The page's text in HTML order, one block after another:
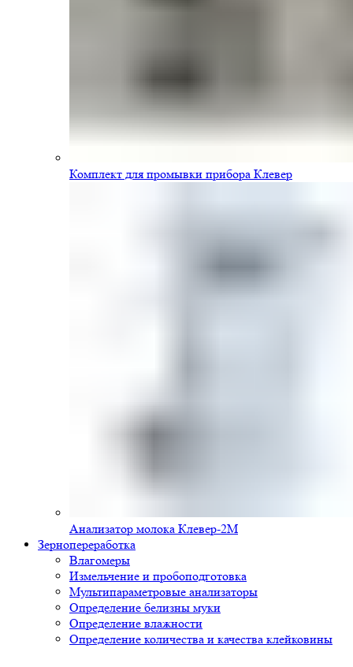
Комплект для промывки прибора Клевер
Анализатор молока Клевер-2М
Зернопереработка
Влагомеры
Измельчение и пробоподготовка
Мультипараметровые анализаторы
Определение белизны муки
Определение влажности
Определение количества и качества клейковины